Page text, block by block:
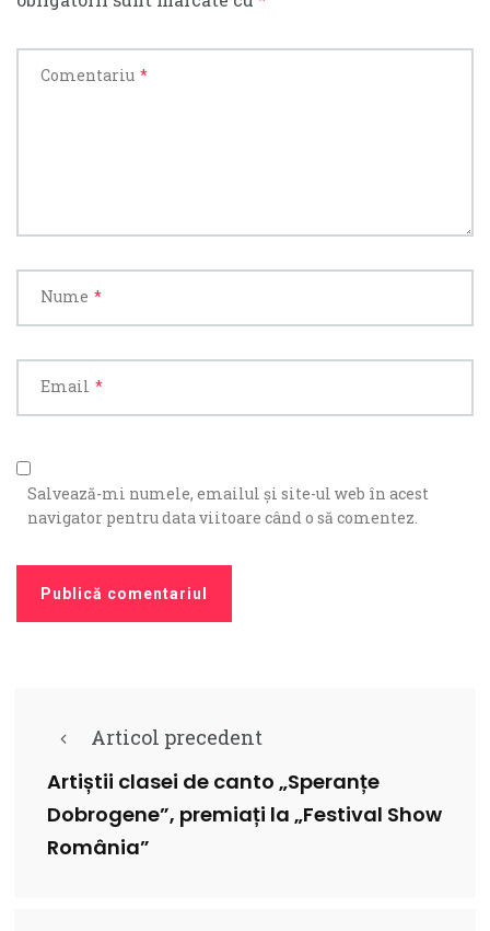
Comentariu *
Nume *
Email *
Salvează-mi numele, emailul și site-ul web în acest
navigator pentru data viitoare când o să comentez.
Articol precedent
Artiștii clasei de canto „Speranțe
Dobrogene”, premiați la „Festival Show
România”